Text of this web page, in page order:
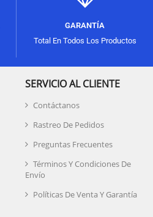
GARANTÍA
Total En Todos Los Productos
SERVICIO AL CLIENTE
Contáctanos
Rastreo De Pedidos
Preguntas Frecuentes
Términos Y Condiciones De
Envío
Políticas De Venta Y Garantía